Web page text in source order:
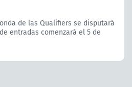
de las Qualifiers se disputará
entradas comenzará el 5 de